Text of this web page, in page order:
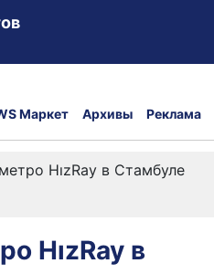
Маркет Архивы Реклама
HızRay в Стамбуле
HızRay в